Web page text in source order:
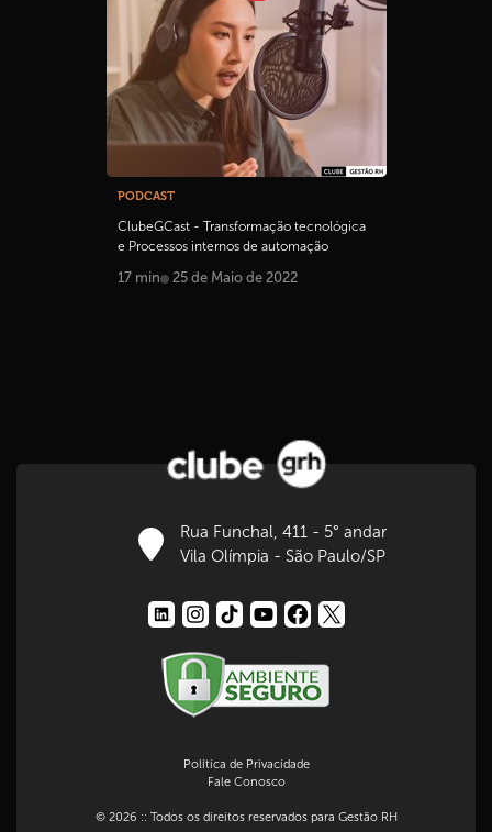
PODCAST
ClubeGCast - Transformação tecnológica
e Processos internos de automação
17 min 25 de Maio de 2022
Rua Funchal, 411 - 5° andar
Vila Olímpia - São Paulo/SP
Política de Privacidade
Fale Conosco
© 2026 :: Todos os direitos reservados para Gestão RH